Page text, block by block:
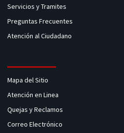
Servicios y Tramites
Preguntas Frecuentes
Atención al Ciudadano
Mapa del Sitio
Atención en Linea
Quejas y Reclamos
Correo Electrónico